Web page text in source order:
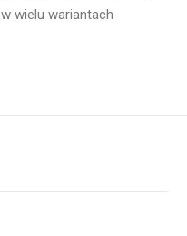
w wielu wariantach